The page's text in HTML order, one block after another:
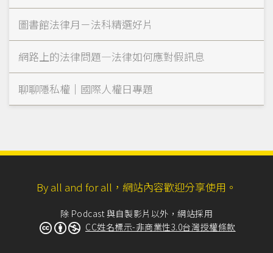
圖書館法律月－法科精選好片
網路上的法律問題—法律如何應對假訊息
聊聊隱私權｜國際人權日專題
By all and for all，網站內容歡迎分享使用。
除 Podcast 與自製影片以外，網站採用
CC姓名標示-非商業性3.0台灣授權條款